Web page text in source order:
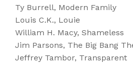
Ty Burrell, Modern Family
Louis C.K., Louie
William H. Macy, Shameless
Jim Parsons, The Big Bang
Jeffrey Tambor, Transparent